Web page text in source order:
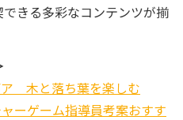
きる多彩なコンテンツが揃
ア 木と落ち葉を楽しむ
ーゲーム指導員考案おすす